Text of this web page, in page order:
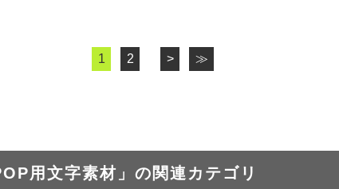
1 2 > ≫
用文字素材」の関連カテゴリ